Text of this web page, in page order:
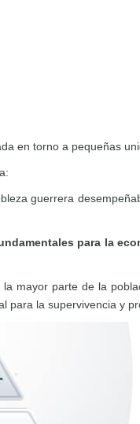
en torno a pequeñas
guerrera
para la
la mayor parte de la
la supervivencia y